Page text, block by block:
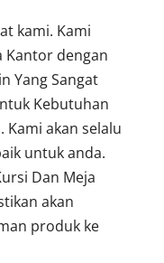
kami. Kami
Kantor dengan
Yang Sangat
Kebutuhan
Kami akan selalu
untuk anda.
Dan Meja
akan
produk ke